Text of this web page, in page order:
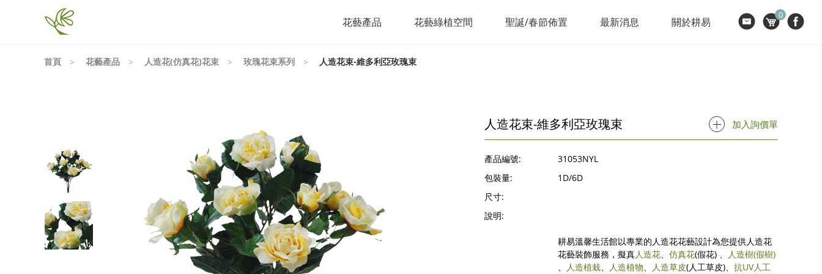
花藝產品 花藝綠植空間 聖誕/春節佈置 最新消息 關於耕易
0
首頁 花藝產品 人造花(仿真花)花束 玫瑰花束系列 人造花束-維多利亞玫瑰束
人造花束-維多利亞玫瑰束 加入詢價單
產品編號:
31053NYL
包裝量:
1D/6D
尺寸:
說明:
耕易溫馨生活館以專業的人造花花藝設計為您提供人造花
花藝裝飾服務，擬真人造花、 仿真花(假花) 、 人造樹(假樹)
、
人造植栽、 人造植物、 人造草皮(人工草皮)、 抗UV人工